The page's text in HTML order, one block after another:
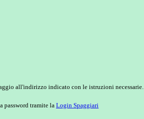
all'indirizzo indicato con le istruzioni necessarie.
password tramite la Login Spaggiari